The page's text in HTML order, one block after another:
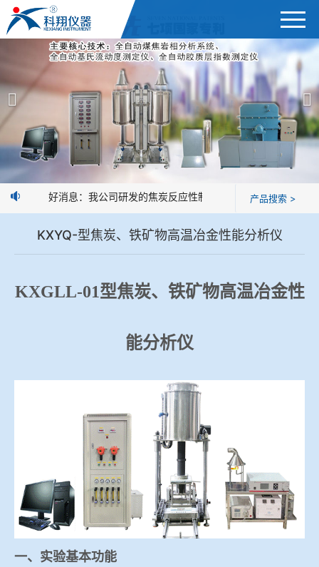
产品展示 ＞
焦炭高温性能检测系统
焦化行业检测及优化配煤设备
球团矿/烧结矿/块矿高温冶金性能检测系统
烧结/球团优化配矿研究设备
高炉配吹煤检测设备
冶金渣、保护渣等高温物性检测设备
矿石、焦炭物理检测及制样设备
工业分析、测硫仪等
公司简介
新闻中心
企业业绩
技术交流
联系智博1919
好消息：我公司研发的焦炭反应性制样系统，全部制样过程
产品搜索 >
KXYQ-型焦炭、铁矿物高温冶金性能分析仪
KXGLL-01型焦炭、铁矿物高温冶金性
能分析仪
一、实验基本功能